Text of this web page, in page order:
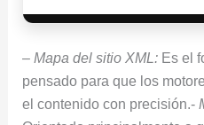
– Mapa del sitio XML:Es el
pensado para que los
el contenido con precisión.-